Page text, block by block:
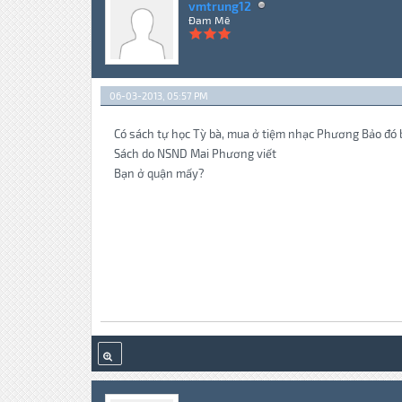
vmtrung12
Đam Mê
06-03-2013, 05:57 PM
Có sách tự học Tỳ bà, mua ở tiệm nhạc Phương Bảo đó
Sách do NSND Mai Phương viết
Bạn ở quận mấy?